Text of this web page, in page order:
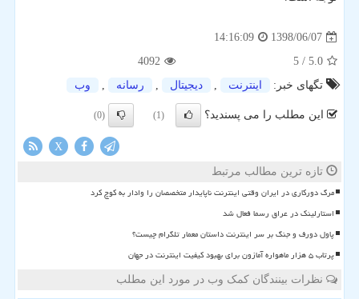
1398/06/07
14:16:09
5.0
/ 5
4092
تگهای خبر:
اینترنت , دیجیتال , رسانه , وب
این مطلب را می پسندید؟ (1)
(0)
X
تازه ترین مطالب مرتبط
مرگ دورکاری در ایران وقتی اینترنت ناپایدار متخصصان را وادار به کوچ کرد
استارلینک در عراق رسما فعال شد
پاول دورف و جنگ بر سر اینترنت داستان معمار تلگرام چیست؟
پرتاب ۵ هزار ماهواره آمازون برای بهبود کیفیت اینترنت در جهان
نظرات بینندگان کمک وب در مورد این مطلب